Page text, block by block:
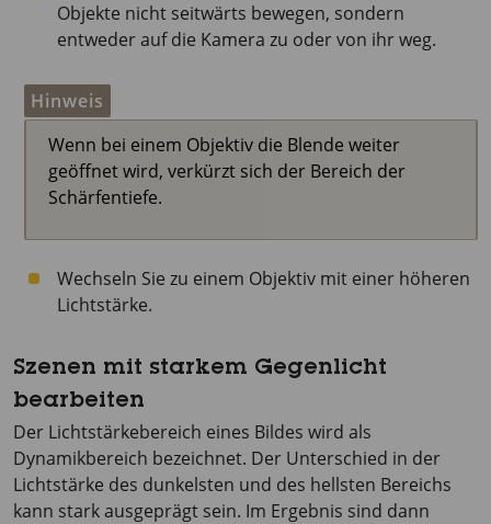
Objekte nicht seitwärts bewegen, sondern
entweder auf die Kamera zu oder von ihr weg.
Hinweis
Wenn bei einem Objektiv die Blende weiter
geöffnet wird, verkürzt sich der Bereich der
Schärfentiefe.
Wechseln Sie zu einem Objektiv mit einer höheren
Lichtstärke.
Szenen mit starkem Gegenlicht
bearbeiten
Der Lichtstärkebereich eines Bildes wird als
Dynamikbereich bezeichnet. Der Unterschied in der
Lichtstärke des dunkelsten und des hellsten Bereichs
kann stark ausgeprägt sein. Im Ergebnis sind dann